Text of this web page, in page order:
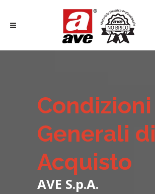
Condizioni
Generali di
Acquisto
AVE S.p.A.